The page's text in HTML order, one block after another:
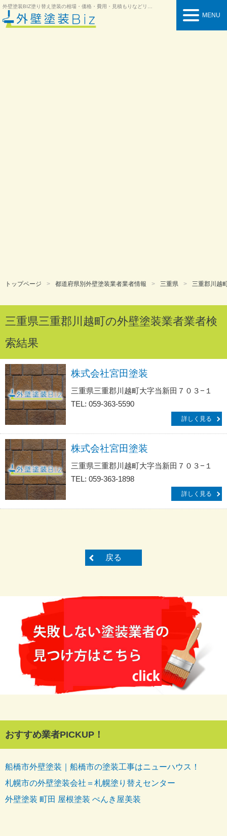
外壁塗装BIZ塗り替え塗装の相場・価格・費用・見積もりなどリフォーム情報を紹介
MENU
トップページ 都道府県別外壁塗装業者業者情報 三重県 三重郡川越
三重県三重郡川越町の外壁塗装業者業者検
索結果
株式会社宮田塗装
三重県三重郡川越町大字当新田７０３−１
TEL: 059-363-5590
詳しく見る
株式会社宮田塗装
三重県三重郡川越町大字当新田７０３−１
TEL: 059-363-1898
詳しく見る
戻る
おすすめ業者PICKUP！
船橋市外壁塗装｜船橋市の塗装工事はニューハウス！
札幌市の外壁塗装会社＝札幌塗り替えセンター
外壁塗装 町田 屋根塗装 ぺんき屋美装